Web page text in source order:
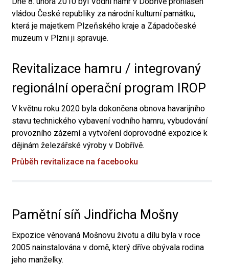
vládou České republiky za národní kulturní památku,
která je majetkem Plzeňského kraje a Západočeské
muzeum v Plzni ji spravuje.
Revitalizace hamru / integrovaný
regionální operační program IROP
V květnu roku 2020 byla dokončena obnova havarijního
stavu technického vybavení vodního hamru, vybudování
provozního zázemí a vytvoření doprovodné expozice k
dějinám železářské výroby v Dobřívě.
Průběh revitalizace na facebooku
Pamětní síň Jindřicha Mošny
Expozice věnovaná Mošnovu životu a dílu byla v roce
2005 nainstalována v domě, který dříve obývala rodina
jeho manželky.